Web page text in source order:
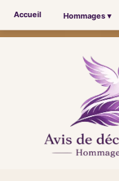
Accueil Hommages ▾